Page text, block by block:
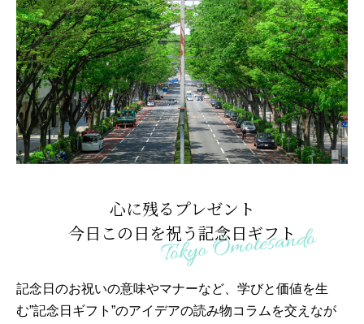
心に残るプレゼント
今日この日を祝う記念日ギフト
記念日のお祝いの意味やマナーなど、学びと価値を生
む”記念日ギフト”のアイデアの読み物コラムを交えなが